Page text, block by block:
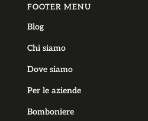
FOOTER MENU
Blog
Chi siamo
Dove siamo
Per le aziende
Bomboniere